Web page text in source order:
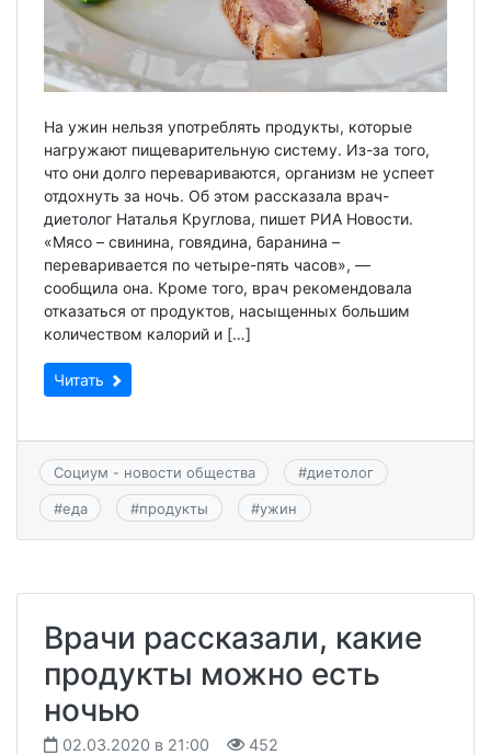
На ужин нельзя употреблять продукты, которые
нагружают пищеварительную систему. Из-за того,
что они долго перевариваются, организм не успеет
отдохнуть за ночь. Об этом рассказала врач-
диетолог Наталья Круглова, пишет РИА Новости.
«Мясо – свинина, говядина, баранина –
переваривается по четыре-пять часов», —
сообщила она. Кроме того, врач рекомендовала
отказаться от продуктов, насыщенных большим
количеством калорий и […]
Читать
Социум - новости общества #диетолог
#еда #продукты #ужин
Врачи рассказали, какие
продукты можно есть
ночью
02.03.2020 в 21:00 452